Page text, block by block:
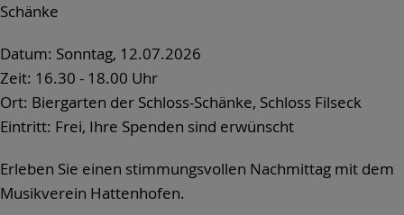
Schänke
Datum: Sonntag, 12.07.2026
Zeit: 16.30 - 18.00 Uhr
Ort: Biergarten der Schloss-Schänke, Schloss Filseck
Eintritt: Frei, Ihre Spenden sind erwünscht
Erleben Sie einen stimmungsvollen Nachmittag mit dem
Musikverein Hattenhofen.